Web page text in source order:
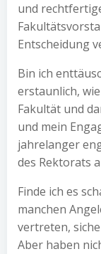
und
Entscheidung
Bin ich
erstaunlich,
Fakultät und
und mein
jahrelanger
des Rektorats
Finde ich es
manchen
vertreten,
Aber haben